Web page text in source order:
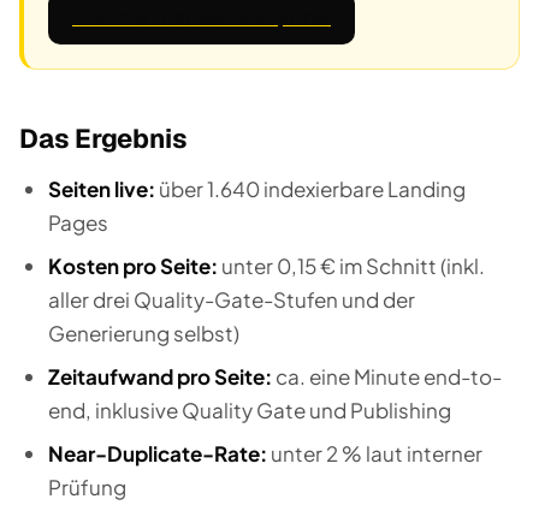
Das Ergebnis
Seiten live: über 1.640 indexierbare Landing
Pages
Kosten pro Seite: unter 0,15 € im Schnitt (inkl.
aller drei Quality-Gate-Stufen und der
Generierung selbst)
Zeitaufwand pro Seite: ca. eine Minute end-to-
end, inklusive Quality Gate und Publishing
Near-Duplicate-Rate: unter 2 % laut interner
Prüfung